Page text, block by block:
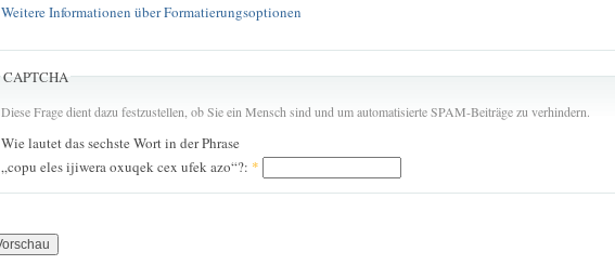
Weitere Informationen über Formatierungsoptionen
CAPTCHA
Diese Frage dient dazu festzustellen, ob Sie ein Mensch sind und um automatisierte SPAM-Beiträge zu verhindern.
Wie lautet das sechste Wort in der Phrase
„copu eles ijiwera oxuqek cex ufek azo“?: *